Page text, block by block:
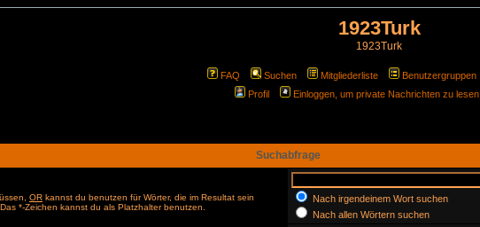
1923Turk
1923Turk
FAQ Suchen Mitgliederliste Benutzergruppen
Profil
Einloggen, um private Nachrichten zu lesen
Suchabfrage
OR kannst du benutzen für Wörter, die im Resultat sein
*-Zeichen kannst du als Platzhalter benutzen.
Nach irgendeinem Wort suchen
Nach allen Wörtern suchen